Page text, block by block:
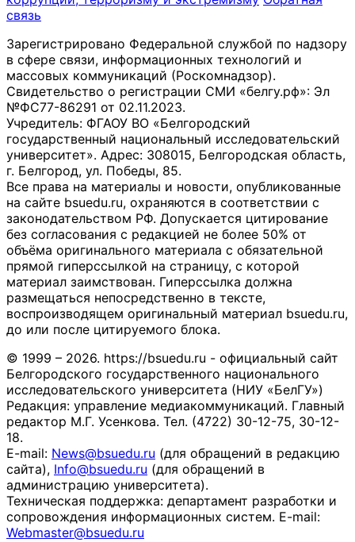
связь
Зарегистрировано Федеральной службой по надзору
в сфере связи, информационных технологий и
массовых коммуникаций (Роскомнадзор).
Свидетельство о регистрации СМИ «белгу.рф»: Эл
№ФС77-86291 от 02.11.2023.
Учредитель: ФГАОУ ВО «Белгородский
государственный национальный исследовательский
университет». Адрес: 308015, Белгородская область,
г. Белгород, ул. Победы, 85.
Все права на материалы и новости, опубликованные
на сайте bsuedu.ru, охраняются в соответствии с
законодательством РФ. Допускается цитирование
без согласования с редакцией не более 50% от
объёма оригинального материала с обязательной
прямой гиперссылкой на страницу, с которой
материал заимствован. Гиперссылка должна
размещаться непосредственно в тексте,
воспроизводящем оригинальный материал bsuedu.ru,
до или после цитируемого блока.
© 1999 – 2026. https://bsuedu.ru - официальный сайт
Белгородского государственного национального
исследовательского университета (НИУ «БелГУ»)
Редакция: управление медиакоммуникаций. Главный
редактор М.Г. Усенкова. Тел. (4722) 30-12-75, 30-12-
18.
E-mail: News@bsuedu.ru (для обращений в редакцию
сайта), Info@bsuedu.ru (для обращений в
администрацию университета).
Техническая поддержка: департамент разработки и
сопровождения информационных систем. E-mail:
Webmaster@bsuedu.ru